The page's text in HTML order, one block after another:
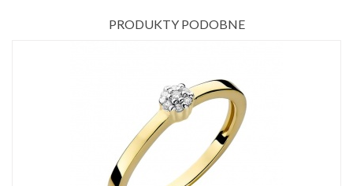
PRODUKTY PODOBNE